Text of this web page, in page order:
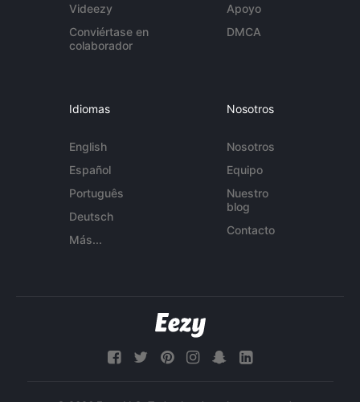
Videezy
Conviértase en
colaborador
Apoyo
DMCA
Idiomas
English
Español
Português
Deutsch
Más...
Nosotros
Nosotros
Equipo
Nuestro
blog
Contacto